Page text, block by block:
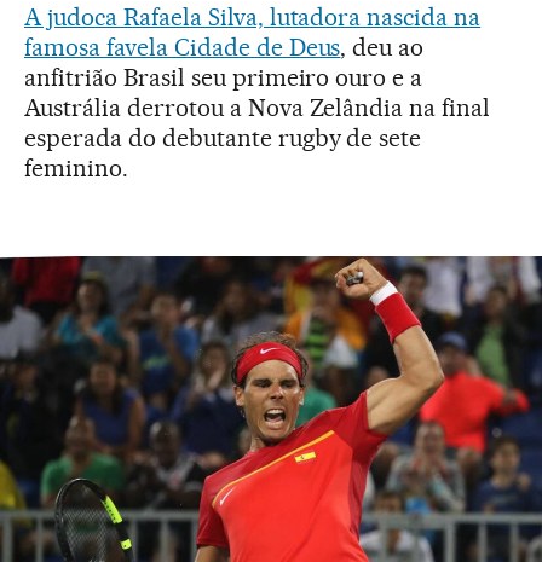
A judoca Rafaela Silva, lutadora nascida na
famosa favela Cidade de Deus, deu ao
anfitrião Brasil seu primeiro ouro e a
Austrália derrotou a Nova Zelândia na final
esperada do debutante rugby de sete
feminino.